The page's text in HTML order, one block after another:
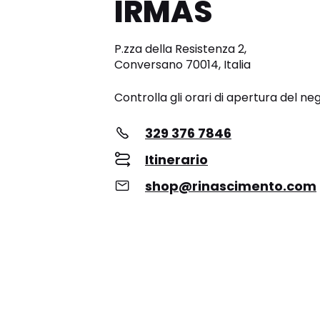
IRMAS
P.zza della Resistenza 2,
Conversano 70014, Italia
Controlla gli orari di apertura del
329 376 7846
Itinerario
shop@rinascimento.com